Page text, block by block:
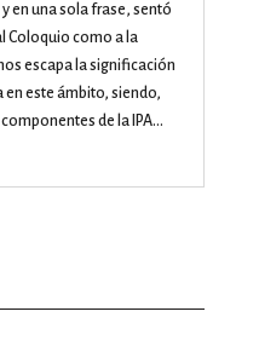
en una sola frase, sentó
Coloquio como a la
escapa la significación
en este ámbito, siendo,
de la IPA…